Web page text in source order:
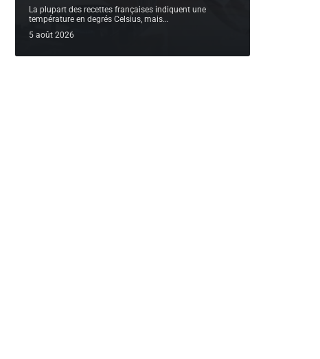
La plupart des recettes françaises indiquent une
température en degrés Celsius, mais…
5 août 2026